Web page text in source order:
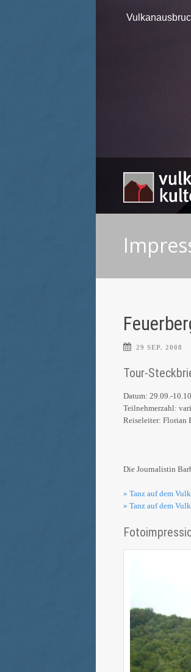
29 SEP. 2008
Tour-
Datum: 29.09.-
Teilnehmerzahl:
Reiseleiter: Florian
Die Journalistin
» Tanz auf dem
» Tanz auf dem